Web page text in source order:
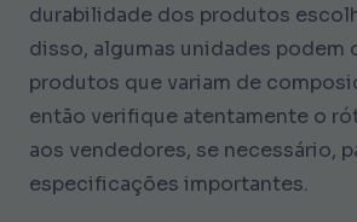
durabilidade dos produtos
disso, algumas unidades podem
produtos que variam de
então verifique atentamente o
aos vendedores, se necessário,
especificações importantes.